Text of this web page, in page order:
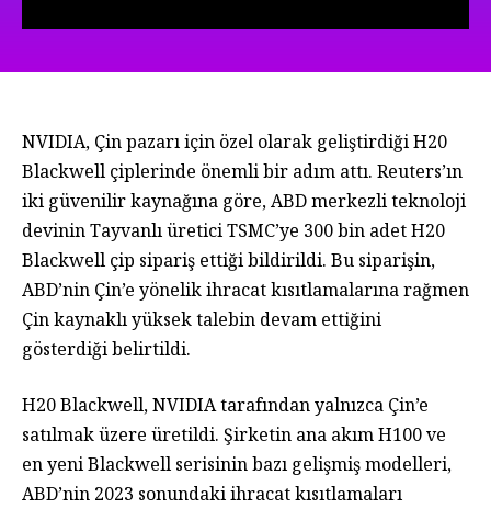
NVIDIA, Çin pazarı için özel olarak geliştirdiği H20
Blackwell çiplerinde önemli bir adım attı. Reuters’ın
iki güvenilir kaynağına göre, ABD merkezli teknoloji
devinin Tayvanlı üretici TSMC’ye 300 bin adet H20
Blackwell çip sipariş ettiği bildirildi. Bu siparişin,
ABD’nin Çin’e yönelik ihracat kısıtlamalarına rağmen
Çin kaynaklı yüksek talebin devam ettiğini
gösterdiği belirtildi.
H20 Blackwell, NVIDIA tarafından yalnızca Çin’e
satılmak üzere üretildi. Şirketin ana akım H100 ve
en yeni Blackwell serisinin bazı gelişmiş modelleri,
ABD’nin 2023 sonundaki ihracat kısıtlamaları